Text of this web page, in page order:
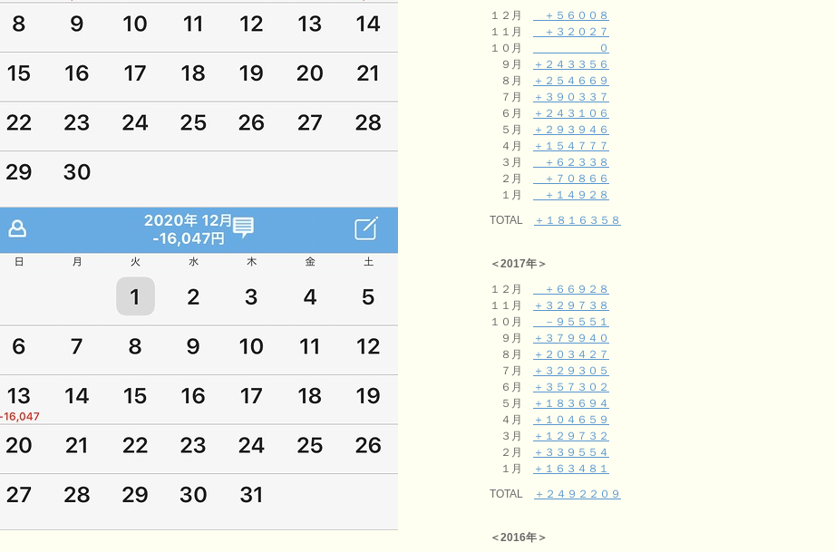
１２月
＋５６００８
１１月
＋３２０２７
１０月
０
９月
＋２４３３５６
８月
＋２５４６６９
７月
＋３９０３３７
６月
＋２４３１０６
５月
＋２９３９４６
４月
＋１５４７７７
３月
＋６２３３８
２月
＋７０８６６
１月
＋１４９２８
TOTAL
＋１８１６３５８
＜2017年＞
１２月
＋６６９２８
１１月
＋３２９７３８
１０月
－９５５５１
９月
＋３７９９４０
８月
＋２０３４２７
７月
＋３２９３０５
６月
＋３５７３０２
５月
＋１８３６９４
４月
＋１０４６５９
３月
＋１２９７３２
２月
＋３３９５５４
１月
＋１６３４８１
TOTAL
＋２４９２２０９
＜2016年＞